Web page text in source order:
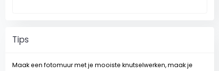
Tips
Maak een fotomuur met je mooiste knutselwerken, maak je